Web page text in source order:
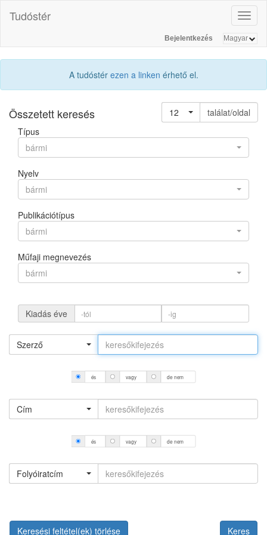
Tudóstér
Bejelentkezés
A tudóstér ezen a linken érhető el.
Összetett keresés 12
találat/oldal
Típus
bármi
Nyelv
bármi
Publikációtípus
bármi
Műfaji megnevezés
bármi
Kiadás éve
Szerző
és vagy de nem
Cím
és vagy de nem
Folyóiratcím
Keresési feltétel(ek) törlése